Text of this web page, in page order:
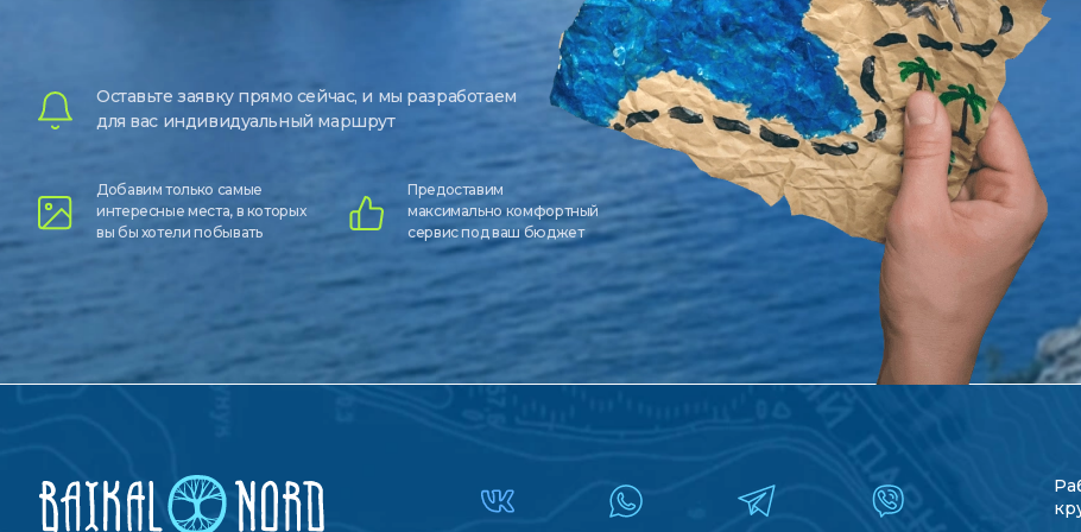
Оставьте заявку прямо сейчас, и мы разработаем
для вас индивидуальный маршрут
Добавим только самые
интересные места, в которых
вы бы хотели побывать
Предоставим
максимально комфортный
сервис под ваш бюджет